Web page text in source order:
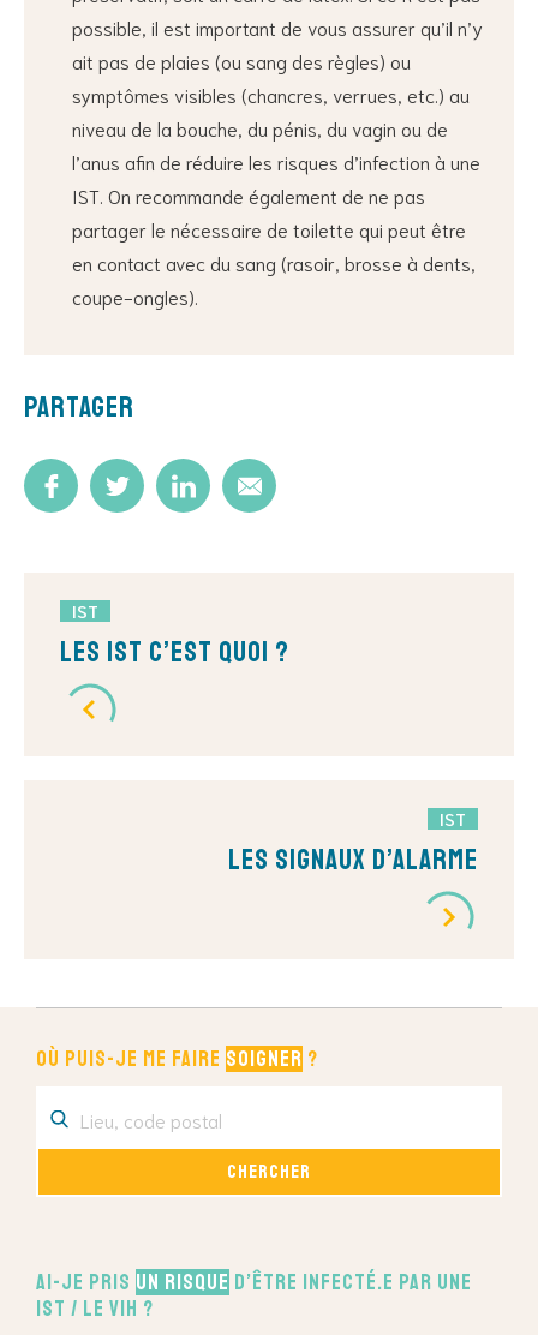
Où puis-je me faire soigner ?
Ai-je pris un risque d’être infecté.e par une
IST / le VIH ?
possible, il est important de vous assurer qu’il n’y
ait pas de plaies (ou sang des règles) ou
symptômes visibles (chancres, verrues, etc.) au
niveau de la bouche, du pénis, du vagin ou de
l’anus afin de réduire les risques d’infection à une
IST. On recommande également de ne pas
partager le nécessaire de toilette qui peut être
en contact avec du sang (rasoir, brosse à dents,
coupe-ongles).
Partager
IST
Les IST c’est quoi ?
IST
Les signaux d’alarme